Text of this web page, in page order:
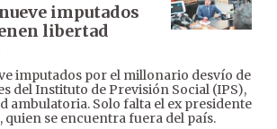
imputados
libertad
imputados por el millonario desvío de
del Instituto de Previsión Social (IPS),
ambulatoria. Solo falta el ex presidente
quien se encuentra fuera del país.